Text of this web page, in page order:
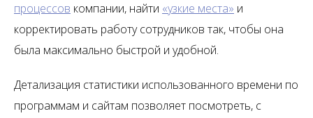
процессов компании, найти «узкие места» и
корректировать работу сотрудников так, чтобы она
была максимально быстрой и удобной.
Детализация статистики использованного времени по
программам и сайтам позволяет посмотреть, с